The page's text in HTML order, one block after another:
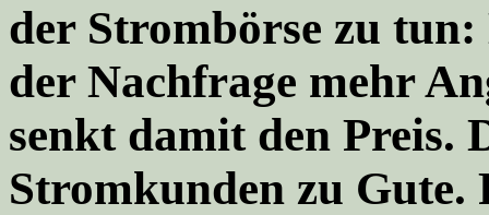
der Strombörse zu
der Nachfrage mehr
senkt damit den Preis.
Stromkunden zu Gute.